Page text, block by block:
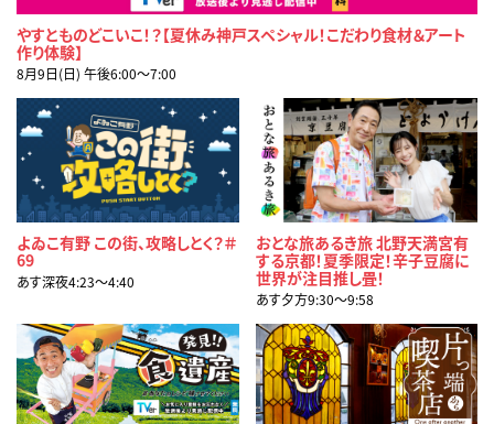
やすとものどこいこ！？【夏休み神戸スペシャル！こだわり食材＆アート
作り体験】
8月9日(日) 午後6:00〜7:00
よゐこ有野 この街、攻略しとく？＃
69
あす深夜4:23〜4:40
おとな旅あるき旅 北野天満宮有
する京都！夏季限定！辛子豆腐に
世界が注目推し畳！
あす夕方9:30〜9:58